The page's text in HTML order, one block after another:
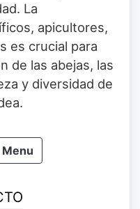
La
apicultores,
es crucial para
de las abejas, las
y diversidad de
Menu